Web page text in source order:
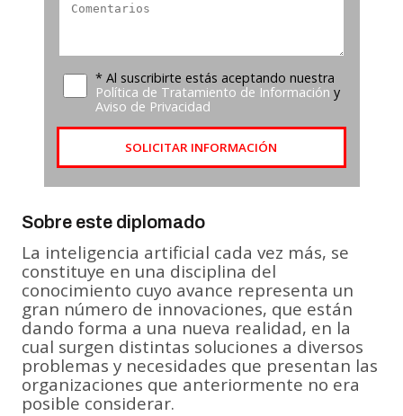
* Al suscribirte estás aceptando nuestra
Política de Tratamiento de Información y
Aviso de Privacidad
SOLICITAR INFORMACIÓN
Sobre este diplomado
La inteligencia artificial cada vez más, se
constituye en una disciplina del
conocimiento cuyo avance representa un
gran número de innovaciones, que están
dando forma a una nueva realidad, en la
cual surgen distintas soluciones a diversos
problemas y necesidades que presentan las
organizaciones que anteriormente no era
posible considerar.